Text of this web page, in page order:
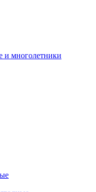
и многолетники